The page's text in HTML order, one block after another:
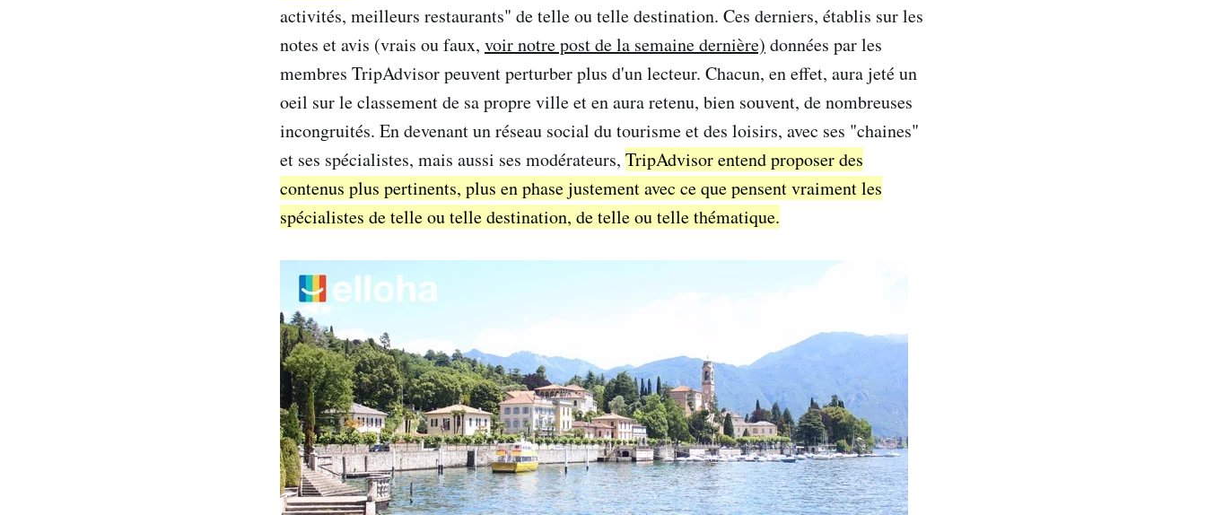
activités, meilleurs restaurants" de telle ou telle destination. Ces derniers, établis sur les
notes et avis (vrais ou faux, voir notre post de la semaine dernière) données par les
membres TripAdvisor peuvent perturber plus d'un lecteur. Chacun, en effet, aura jeté un
oeil sur le classement de sa propre ville et en aura retenu, bien souvent, de nombreuses
incongruités. En devenant un réseau social du tourisme et des loisirs, avec ses "chaines"
et ses spécialistes, mais aussi ses modérateurs, TripAdvisor entend proposer des
contenus plus pertinents, plus en phase justement avec ce que pensent vraiment les
spécialistes de telle ou telle destination, de telle ou telle thématique.